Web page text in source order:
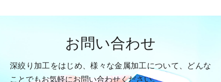
お問い合わせ
深絞り加工をはじめ、様々な金属加工について、 どんな
ことでもお気軽にお問い合わせください。